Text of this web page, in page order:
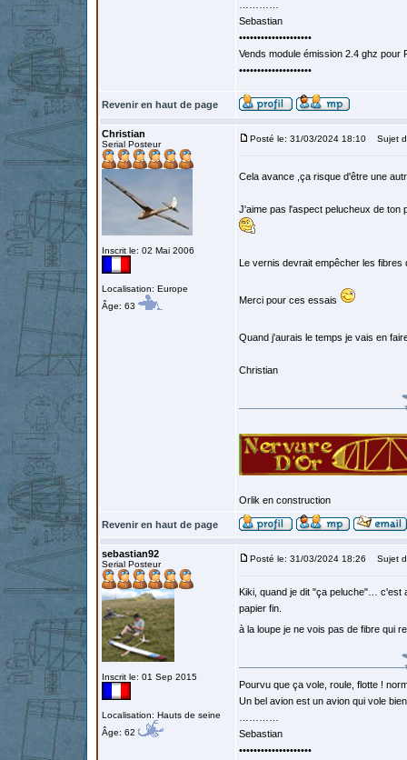
Sebastian
••••••••••••••••••••
Vends module émission 2.4 ghz
••••••••••••••••••••
Revenir en haut de page
Christian
Serial Posteur
Inscrit le: 02 Mai 2006
Localisation: Europe
Âge: 63
Posté le: 31/03/2024 18:10 Sujet
Cela avance ,ça risque d'être une
J'aime pas l'aspect pelucheux de ton
Le vernis devrait empêcher les fibres
Merci pour ces essais
Quand j'aurais le temps je vais en
Christian
Orlik en construction
Revenir en haut de page
sebastian92
Serial Posteur
Inscrit le: 01 Sep 2015
Localisation: Hauts de seine
Âge: 62
Posté le: 31/03/2024 18:26 Sujet
Kiki, quand je dit "ça peluche"… c'est
papier fin.
à la loupe je ne vois pas de fibre qui
Pourvu que ça vole, roule, flotte !
Un bel avion est un avion qui vole
Sebastian
••••••••••••••••••••